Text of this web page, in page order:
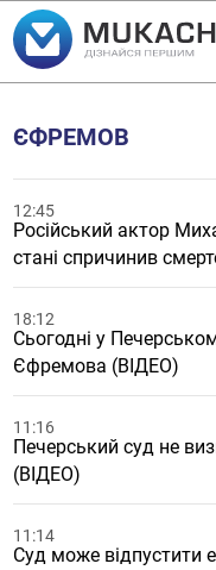
ЄФРЕМОВ
12:45
Російський актор
стані спричинив
18:12
Сьогодні у
Єфремова (ВІДЕО)
11:16
Печерський суд не
(ВІДЕО)
11:14
Суд може відпустити